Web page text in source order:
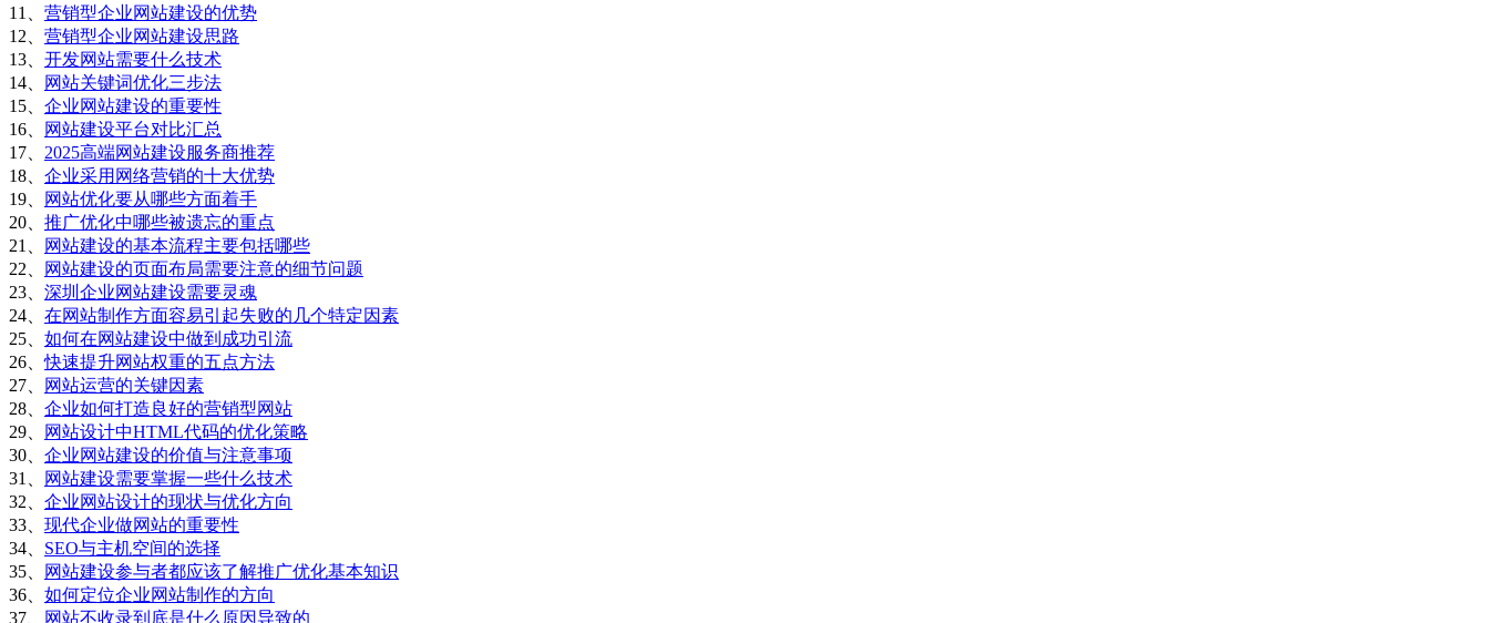
11、 营销型企业网站建设的优势
12、 营销型企业网站建设思路
13、 开发网站需要什么技术
14、
网站关键词优化三步法
15、 企业网站建设的重要性
16、
网站建设平台对比汇总
17、 2025高端网站建设服务商推荐
18、 企业采用网络营销的十大优势
19、
网站优化要从哪些方面着手
20、 推广优化中哪些被遗忘的重点
21、
网站建设的基本流程主要包括哪些
22、
网站建设的页面布局需要注意的细节问题
23、 深圳企业网站建设需要灵魂
24、 在网站制作方面容易引起失败的几个特定因素
25、 如何在网站建设中做到成功引流
26、快速提升网站权重的五点方法
27、
网站运营的关键因素
28、 企业如何打造良好的营销型网站
29、
网站设计中HTML代码的优化策略
30、 企业网站建设的价值与注意事项
31、
网站建设需要掌握一些什么技术
32、 企业网站设计的现状与优化方向
33、 现代企业做网站的重要性
34、 SEO与主机空间的选择
35、
网站建设参与者都应该了解推广优化基本知识
36、 如何定位企业网站制作的方向
37、
网站不收录到底是什么原因导致的